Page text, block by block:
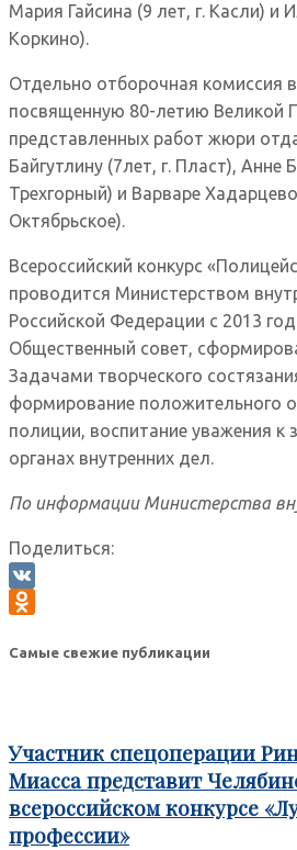
Мария Гайсина (9 лет, г. Касли) и
Коркино).
Отдельно отборочная комиссия
посвященную 80-летию Великой
представленных работ жюри
Байгутлину (7лет, г. Пласт), Анне
Трехгорный) и Варваре
Октябрьское).
Всероссийский конкурс
проводится Министерством
Российской Федерации с 2013
Общественный совет,
Задачами творческого
формирование положительного
полиции, воспитание уважения к
органах внутренних дел.
По информации Министерства
Поделиться:
VK
Самые свежие публикации
Участник спецоперации
Миасса представит
всероссийском конкурсе
профессии»